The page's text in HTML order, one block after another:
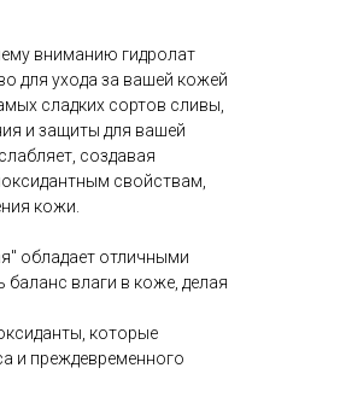
вниманию гидролат
для ухода за вашей кожей
сладких сортов сливы,
и защиты для вашей
создавая
свойствам,
кожи.
обладает отличными
влаги в коже, делая
которые
и преждевременного